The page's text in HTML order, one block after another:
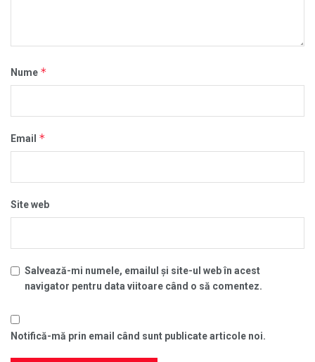
Nume *
Email *
Site web
Salvează-mi numele, emailul și site-ul web în acest
navigator pentru data viitoare când o să comentez.
Notifică-mă prin email când sunt publicate articole noi.